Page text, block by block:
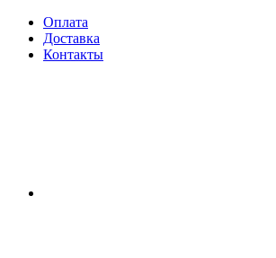
Оплата
Доставка
Контакты